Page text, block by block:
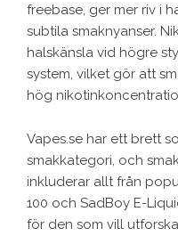
freebase, ger mer riv i
subtila smaknyanser.
halskänsla vid högre
system, vilket gör att
hög
Vapes.se har ett brett
smakkategori, och
inkluderar allt från
100 och SadBoy E-
för den som vill utforska.